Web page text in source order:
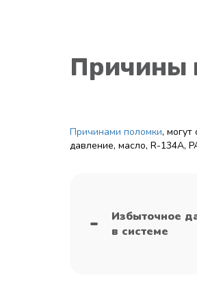
Причины
Причинами поломки,
давление, масло, R-134A,
Избыточное
в системе